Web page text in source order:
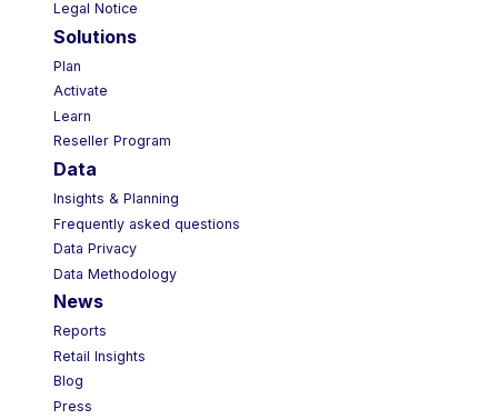
Legal Notice
Solutions
Plan
Activate
Learn
Reseller Program
Data
Insights & Planning
Frequently asked questions
Data Privacy
Data Methodology
News
Reports
Retail Insights
Blog
Press